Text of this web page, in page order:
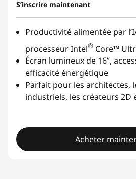
S’inscrire maintenant
Productivité alimentée par
processeur Intel® Core™
Écran lumineux de 16”,
efficacité énergétique
Parfait pour les architectes,
industriels, les créateurs 2D
Acheter